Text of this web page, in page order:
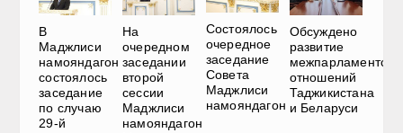
В
Маджлиси
намояндагон
состоялось
заседание
по случаю
29-й
На
очередном
заседании
второй
сессии
Маджлиси
намояндагон
Состоялось
очередное
заседание
Совета
Маджлиси
намояндагон
Обсуждено
развитие
отношений
Таджикистана
и Беларуси